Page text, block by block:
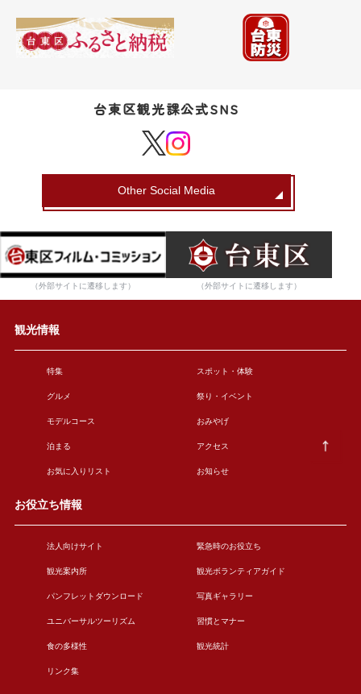
台東区観光課公式SNS
Other Social Media
（外部サイトに遷移します） （外部サイトに遷移します）
観光情報
特集 スポット・体験
グルメ 祭り・イベント
モデルコース おみやげ
泊まる アクセス
お気に入りリスト お知らせ
お役立ち情報
法人向けサイト 緊急時のお役立ち
観光案内所 観光ボランティアガイド
パンフレットダウンロード 写真ギャラリー
ユニバーサルツーリズム 習慣とマナー
食の多様性 観光統計
リンク集